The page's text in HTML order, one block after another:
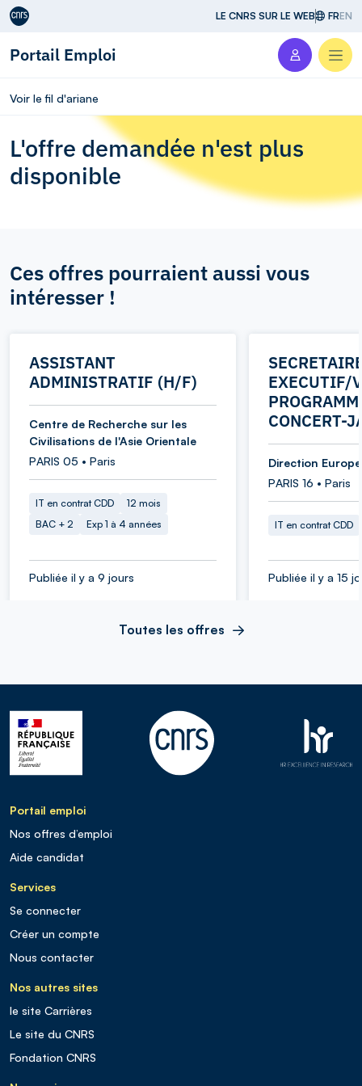
Aller au contenu LE CNRS SUR LE WEB FREN
Portail Emploi
Voir le fil d'ariane
L'offre demandée n'est plus
disponible
Ces offres pourraient aussi vous
intéresser !
ASSISTANT
ADMINISTRATIF (H/F)
Centre de Recherche sur les
Civilisations de l'Asie Orientale
PARIS 05 • Paris
IT en contrat CDD
12 mois
BAC + 2
Exp 1 à 4 années
Publiée il y a 9 jours
EXECUTIF/
CONCERT-
Direction
PARIS 16 • Paris
IT en contrat CDD
Publiée il y a 15
Toutes les offres
Portail emploi
Nos offres d’emploi
Aide candidat
Services
Se connecter
Créer un compte
Nous contacter
Nos autres sites
le site Carrières
Le site du CNRS
Fondation CNRS